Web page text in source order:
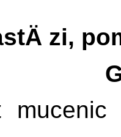
zi,